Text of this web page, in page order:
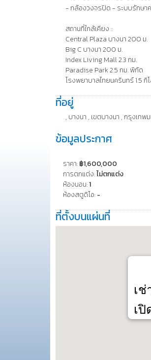
- กล้องวงจรปิด - ระบบรักษา
สถานที่ใกล้เคียง ::
Central Plaza บางนา 200 ม.
Big C บางนา 200 ม.
Index Living Mall 2.3 กม.
Paradise Park 2.5 กม. พิกัด
โรงพยาบาลไทยนครินทร์ 1.5 กิ
ที่อยู่
, บางนา , เขตบางนา , กรุงเทพ
ข้อมูลประกาศ
ราคา:฿1,600,000
การตกแต่ง:ไม่ตกแต่ง
ห้องนอน:1
ห้องสตูดิโอ:-
ที่ตั้งบนแผ่นที่
เ
เปิ